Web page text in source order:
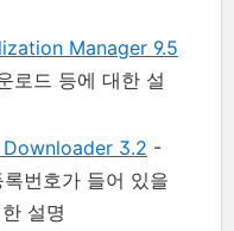
Manager 9.5
로드 등에 대한 설
3.2 -
번호가 들어 있을
설명